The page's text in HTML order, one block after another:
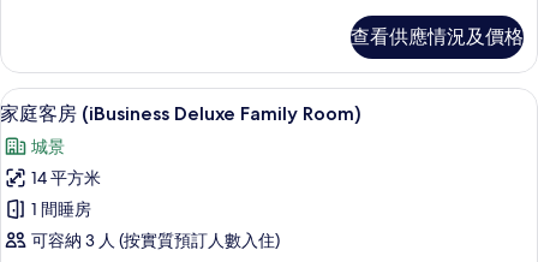
相
片
Family
Room)
詳
情
查看供應情況及價格
載
入
所
有
家
房內夾萬、書桌、隔音、熨斗/熨衫板
6
家庭客房 (iBusiness Deluxe Family Room)
城景
14 平方米
1 間睡房
可容納 3 人 (按實質預訂人數入住)